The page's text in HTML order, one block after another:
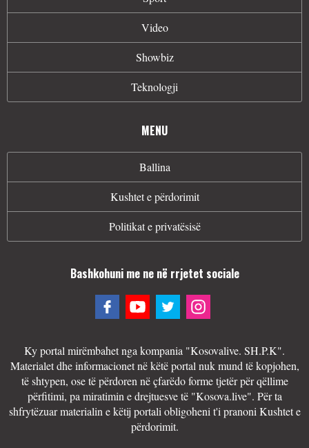
Video
Showbiz
Teknologji
MENU
Ballina
Kushtet e përdorimit
Politikat e privatësisë
Bashkohuni me ne në rrjetet sociale
Ky portal mirëmbahet nga kompania "Kosovalive. SH.P.K".
Materialet dhe informacionet në këtë portal nuk mund të kopjohen,
të shtypen, ose të përdoren në çfarëdo forme tjetër për qëllime
përfitimi, pa miratimin e drejtuesve të "Kosova.live". Për ta
shfrytëzuar materialin e këtij portali obligoheni t'i pranoni Kushtet e
përdorimit.